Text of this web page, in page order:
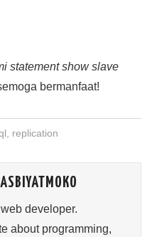
statement show slave
bermanfaat!
, replication
developer.
about programming,